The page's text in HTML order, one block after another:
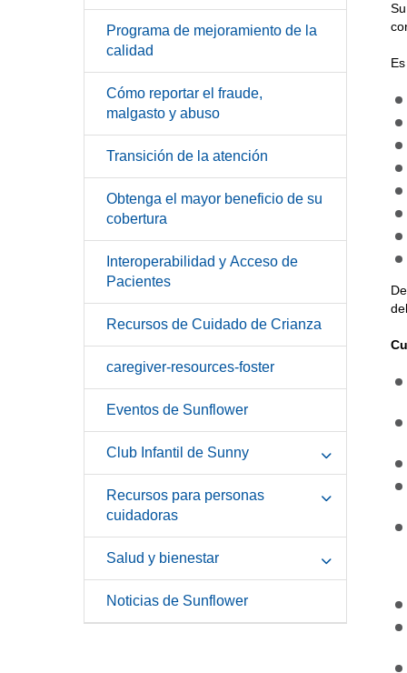
Programa de mejoramiento de la
calidad
Cómo reportar el fraude,
malgasto y abuso
Transición de la atención
Obtenga el mayor beneficio de su
cobertura
Interoperabilidad y Acceso de
Pacientes
Recursos de Cuidado de Crianza
caregiver-resources-foster
Eventos de Sunflower
Club Infantil de Sunny
Recursos para personas
cuidadoras
Salud y bienestar
Noticias de Sunflower